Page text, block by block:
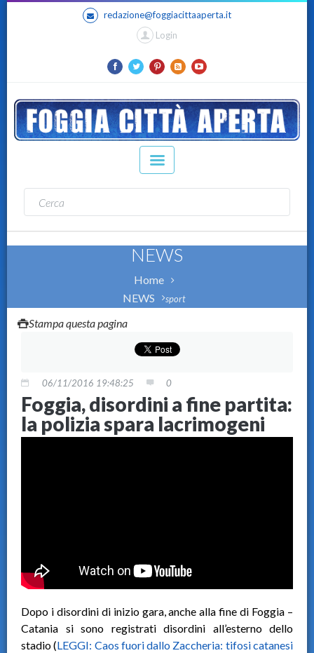
redazione@foggiacittaaperta.it
Login
NEWS
Home
NEWS
sport
Stampa questa pagina
06/11/2016 19:48:25 0
Foggia, disordini a fine partita:
la polizia spara lacrimogeni
Dopo i disordini di inizio gara, anche alla fine di Foggia –
Catania si sono registrati disordini all’esterno dello
stadio (LEGGI: Caos fuori dallo Zaccheria: tifosi catanesi